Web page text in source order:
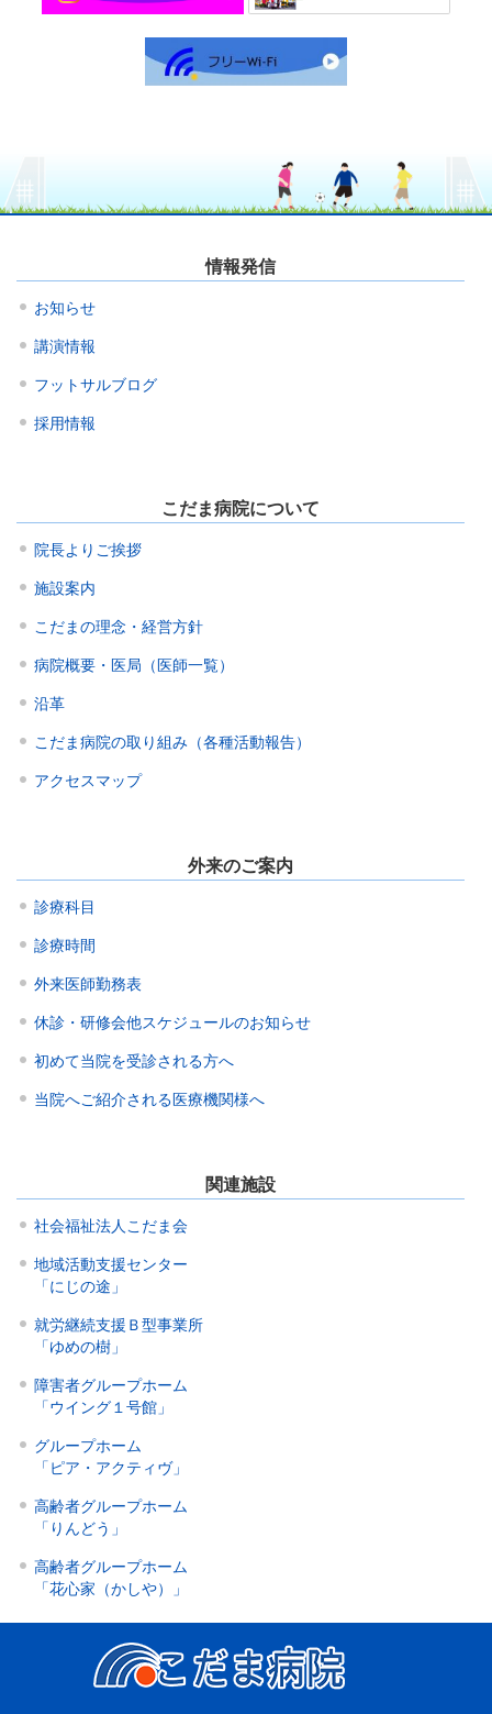
情報発信
お知らせ
講演情報
フットサルブログ
採用情報
こだま病院について
院長よりご挨拶
施設案内
こだまの理念・経営方針
病院概要・医局（医師一覧）
沿革
こだま病院の取り組み（各種活動報告）
アクセスマップ
外来のご案内
診療科目
診療時間
外来医師勤務表
休診・研修会他スケジュールのお知らせ
初めて当院を受診される方へ
当院へご紹介される医療機関様へ
関連施設
社会福祉法人こだま会
地域活動支援センター
「にじの途」
就労継続支援Ｂ型事業所
「ゆめの樹」
障害者グループホーム
「ウイング１号館」
グループホーム
「ピア・アクティヴ」
高齢者グループホーム
「りんどう」
高齢者グループホーム
「花心家（かしや）」